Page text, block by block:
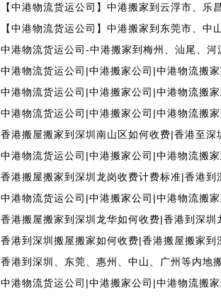
【中港物流货运公司】中港搬家到云浮市、
【中港物流货运公司】中港搬家到东莞市、
中港物流货运公司-中港搬家到梅州、汕尾、
中港物流货运公司|中港搬家公司|中港物流搬
中港物流货运公司|中港搬家公司|中港物流搬
中港物流货运公司|中港搬家公司|中港物流搬
香港搬屋搬家到深圳南山区如何收费|香港至
中港物流货运公司|中港搬家公司|中港物流搬
香港搬屋搬家到深圳龙岗收费计费标准|香港到
中港物流货运公司|中港搬家公司|中港物流搬
香港搬屋搬家到深圳龙华如何收费|香港到深圳
香港到深圳搬屋搬家如何收费|香港搬屋搬家到
香港到深圳、东莞、惠州、中山、广州等内地
中港物流货运公司|中港搬家公司|中港物流搬